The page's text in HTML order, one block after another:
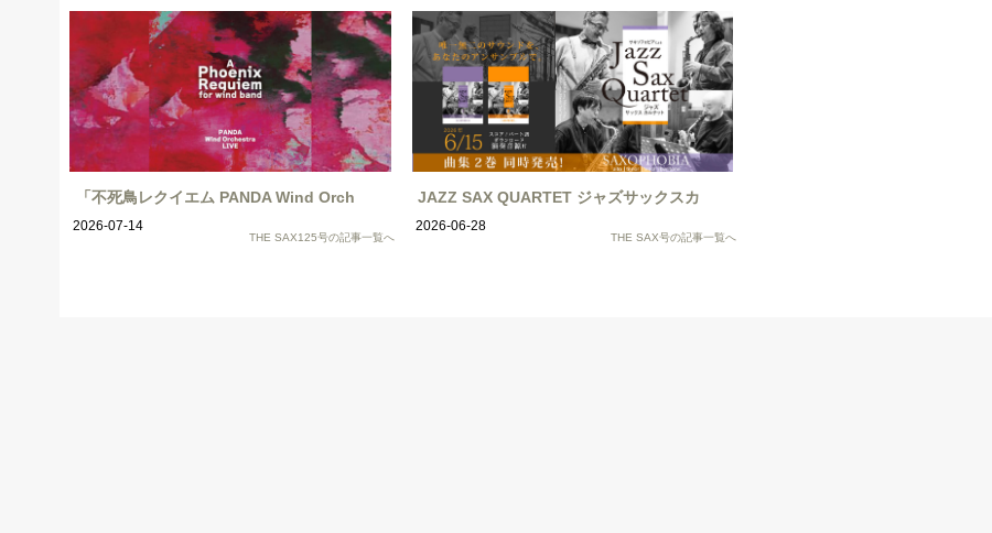
「不死鳥レクイエム PANDA Wind Orch
2026-07-14
THE SAX125号の記事一覧へ
JAZZ SAX QUARTET ジャズサックスカ
2026-06-28
THE SAX号の記事一覧へ